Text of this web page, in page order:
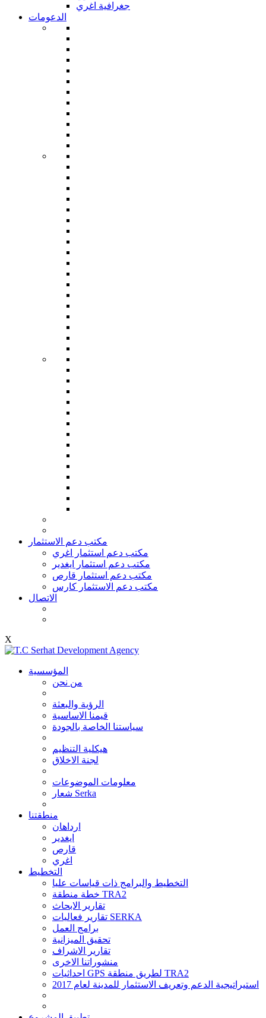
جغرافية اغري
الدعومات
مكتب دعم الاستثمار
مكتب دعم استثمار اغري
مكتب دعم استثمار ايغدير
مكتب دعم استثمار قارص
مكتب دعم الاستثمار كارس
الاتصال
X
المؤسسية
من نحن
الرؤية والبعثة
قيمنا الاساسية
سياستنا الخاصة بالجودة
هيكلية التنظيم
لجنة الاخلاق
معلومات الموضوعات
شعار Serka
منطقتنا
ارداهان
ايغدير
قارص
اغري
التخطيط
التخطيط والبرامج ذات قياسات عليا
خطة منطقة TRA2
تقارير الابحاث
تقارير فعاليات SERKA
برامج العمل
تحقيق الميزانية
تقارير الاشراف
منشوراتنا الاخرى
احداثيات GPS لطريق منطقة TRA2
استيراتيجية الدعم وتعريف الاستثمار للمدينة لعام 2017